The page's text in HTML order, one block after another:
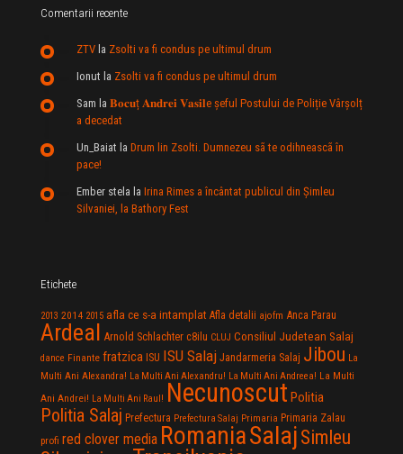
Comentarii recente
ZTV la Zsolti va fi condus pe ultimul drum
Ionut la Zsolti va fi condus pe ultimul drum
Sam la 𝐁𝐨𝐜𝐮ț 𝐀𝐧𝐝𝐫𝐞𝐢 𝐕𝐚𝐬𝐢𝐥e şeful Postului de Poliție Vârșolț
a decedat
Un_Baiat la Drum lin Zsolti. Dumnezeu sã te odihneascã în
pace!
Ember stela la Irina Rimes a încântat publicul din Şimleu
Silvaniei, la Bathory Fest
Etichete
2013 2014 2015 afla ce s-a intamplat Afla detalii ajofm Anca Parau
Ardeal Arnold Schlachter c8ilu CLUJ Consiliul Judetean Salaj
dance Finante fratzica ISU ISU Salaj Jandarmeria Salaj Jibou La
Multi Ani Alexandra! La Multi Ani Alexandru! La Multi Ani Andreea! La Multi
Ani Andrei! La Multi Ani Raul! Necunoscut Politia
Politia Salaj Prefectura Prefectura Salaj Primaria Primaria Zalau
profi red clover media RomaniaSalaj Simleu